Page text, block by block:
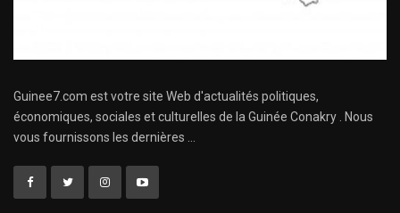
Guinee7.com est votre site Web d'actualités politiques,
économiques, sociales et culturelles de la Guinée Conakry . Nous
vous fournissons les dernières ...